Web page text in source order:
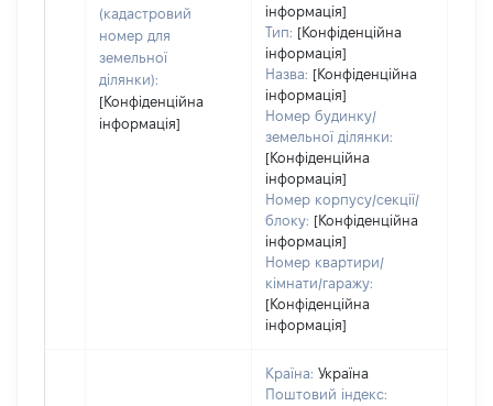
(кадастровий
номер для
земельної
ділянки):
[Конфіденційна
інформація]
інформація]
Тип: [Конфіденційна
інформація]
Назва: [Конфіденційна
інформація]
Номер будинку/
земельної ділянки:
[Конфіденційна
інформація]
Номер корпусу/секції/
блоку: [Конфіденційна
інформація]
Номер квартири/
кімнати/гаражу:
[Конфіденційна
інформація]
Країна: Україна
Поштовий індекс: